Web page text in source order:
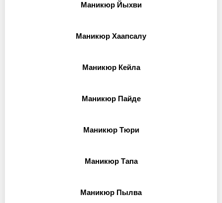
Маникюр Йыхви
Маникюр Хаапсалу
Маникюр Кейла
Маникюр Пайде
Маникюр Тюри
Маникюр Тапа
Маникюр Пылва